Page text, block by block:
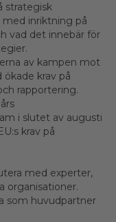
strategisk
med inriktning på
vad det innebär för
av kampen mot
krav på
rapportering.
i slutet av augusti
krav på
med experter,
organisationer.
som huvudpartner